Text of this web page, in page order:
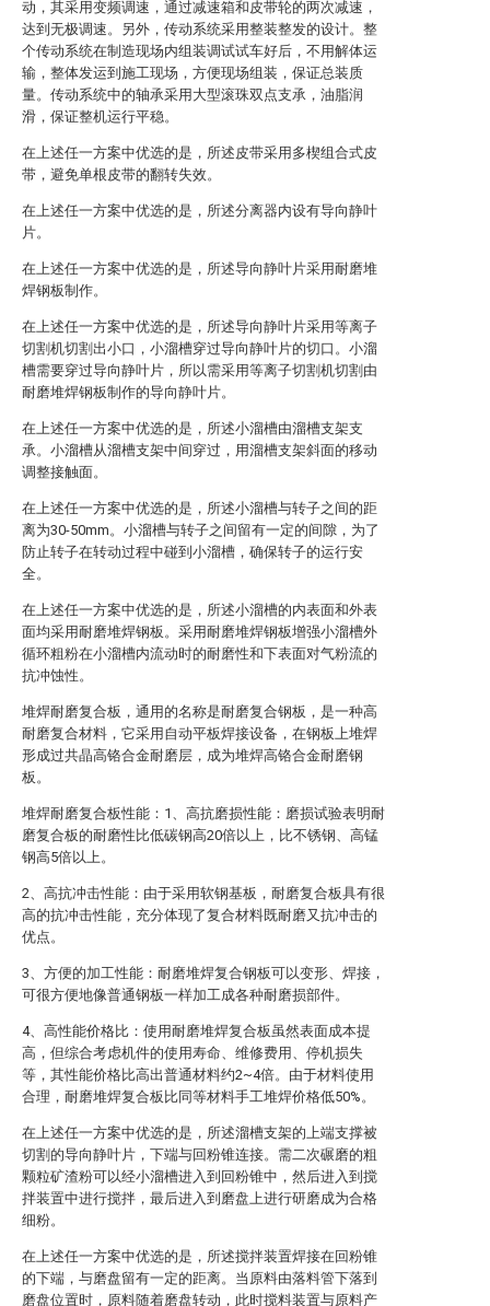
动，其采用变频调速，通过减速箱和皮带轮的两次减速，
达到无极调速。另外，传动系统采用整装整发的设计。整
个传动系统在制造现场内组装调试试车好后，不用解体运
输，整体发运到施工现场，方便现场组装，保证总装质
量。传动系统中的轴承采用大型滚珠双点支承，油脂润
滑，保证整机运行平稳。
在上述任一方案中优选的是，所述皮带采用多楔组合式皮
带，避免单根皮带的翻转失效。
在上述任一方案中优选的是，所述分离器内设有导向静叶
片。
在上述任一方案中优选的是，所述导向静叶片采用耐磨堆
焊钢板制作。
在上述任一方案中优选的是，所述导向静叶片采用等离子
切割机切割出小口，小溜槽穿过导向静叶片的切口。小溜
槽需要穿过导向静叶片，所以需采用等离子切割机切割由
耐磨堆焊钢板制作的导向静叶片。
在上述任一方案中优选的是，所述小溜槽由溜槽支架支
承。小溜槽从溜槽支架中间穿过，用溜槽支架斜面的移动
调整接触面。
在上述任一方案中优选的是，所述小溜槽与转子之间的距
离为30-50mm。小溜槽与转子之间留有一定的间隙，为了
防止转子在转动过程中碰到小溜槽，确保转子的运行安
全。
在上述任一方案中优选的是，所述小溜槽的内表面和外表
面均采用耐磨堆焊钢板。采用耐磨堆焊钢板增强小溜槽外
循环粗粉在小溜槽内流动时的耐磨性和下表面对气粉流的
抗冲蚀性。
堆焊耐磨复合板，通用的名称是耐磨复合钢板，是一种高
耐磨复合材料，它采用自动平板焊接设备，在钢板上堆焊
形成过共晶高铬合金耐磨层，成为堆焊高铬合金耐磨钢
板。
堆焊耐磨复合板性能：1、高抗磨损性能：磨损试验表明耐
磨复合板的耐磨性比低碳钢高20倍以上，比不锈钢、高锰
钢高5倍以上。
2、高抗冲击性能：由于采用软钢基板，耐磨复合板具有很
高的抗冲击性能，充分体现了复合材料既耐磨又抗冲击的
优点。
3、方便的加工性能：耐磨堆焊复合钢板可以变形、焊接，
可很方便地像普通钢板一样加工成各种耐磨损部件。
4、高性能价格比：使用耐磨堆焊复合板虽然表面成本提
高，但综合考虑机件的使用寿命、维修费用、停机损失
等，其性能价格比高出普通材料约2~4倍。由于材料使用
合理，耐磨堆焊复合板比同等材料手工堆焊价格低50%。
在上述任一方案中优选的是，所述溜槽支架的上端支撑被
切割的导向静叶片，下端与回粉锥连接。需二次碾磨的粗
颗粒矿渣粉可以经小溜槽进入到回粉锥中，然后进入到搅
拌装置中进行搅拌，最后进入到磨盘上进行研磨成为合格
细粉。
在上述任一方案中优选的是，所述搅拌装置焊接在回粉锥
的下端，与磨盘留有一定的距离。当原料由落料管下落到
磨盘位置时，原料随着磨盘转动，此时搅料装置与原料产